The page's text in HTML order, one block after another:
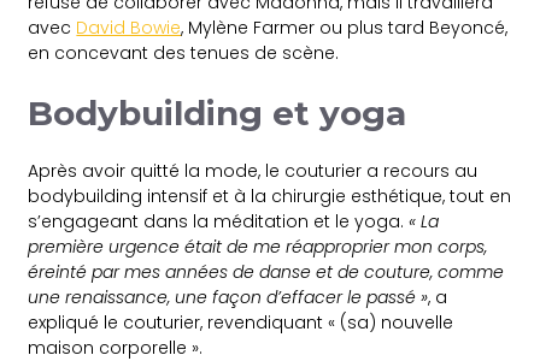
avec David Bowie, Mylène Farmer ou plus tard Beyoncé,
en concevant des tenues de scène.
Bodybuilding et yoga
Après avoir quitté la mode, le couturier a recours au
bodybuilding intensif et à la chirurgie esthétique, tout en
s’engageant dans la méditation et le yoga.« La
première urgence était de me réapproprier mon corps,
éreinté par mes années de danse et de couture, comme
une renaissance, une façon d’effacer le passé », a
expliqué le couturier, revendiquant « (sa) nouvelle
maison corporelle ».